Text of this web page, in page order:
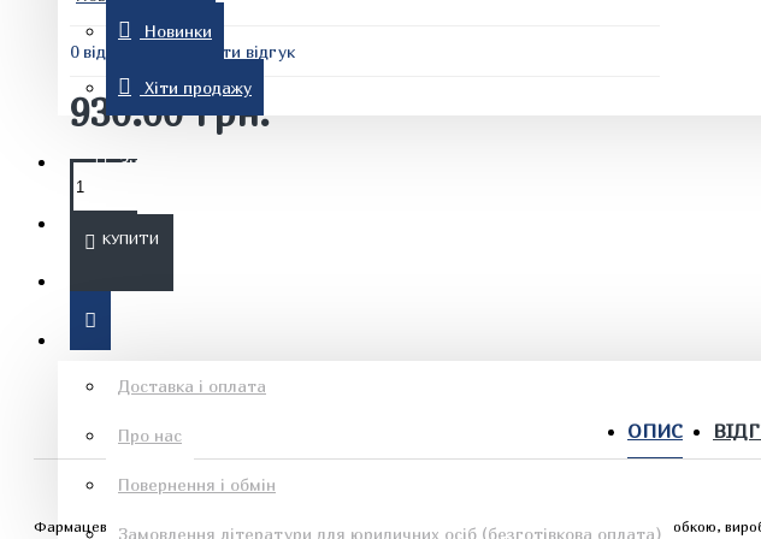
Комп'ютерна література
Езотеричні книги
Новинки
Хіти продажу
Знижки
Доставка і оплата
Про нас
Повернення і обмін
Замовлення літератури для юридичних осіб (безготівкова оплата)
0 відгуків Написати відгук
930.00 грн.
КУПИТИ
ОПИС
Фармацевтична індустрія — це галузь промисловості, що пов'язана з дослідженням, розробкою,